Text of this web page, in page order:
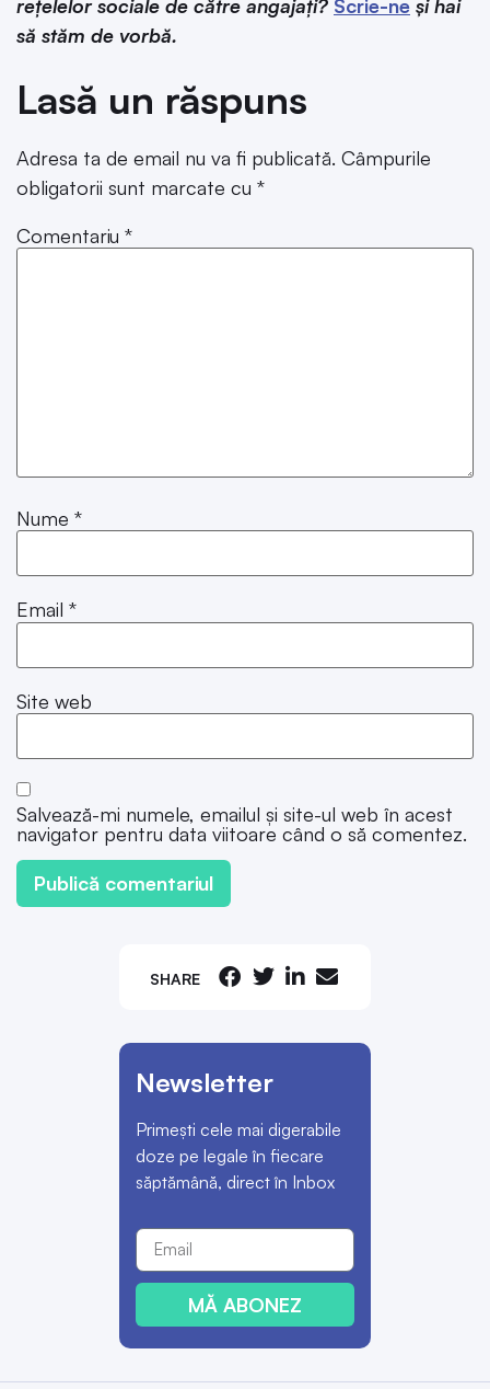
SHARE
Newsletter
Primești cele mai digerabile
doze pe legale în fiecare
săptămână, direct în Inbox
MĂ ABONEZ
rețelelor sociale de către angajați? Scrie-ne și hai
să stăm de vorbă.
Lasă un răspuns
Adresa ta de email nu va fi publicată. Câmpurile
obligatorii sunt marcate cu *
Comentariu *
Nume *
Email *
Site web
Salvează-mi numele, emailul și site-ul web în acest
navigator pentru data viitoare când o să comentez.